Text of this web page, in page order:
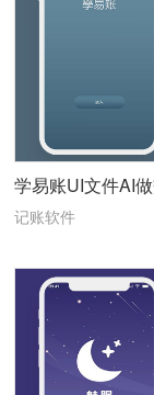
学易账UI文件AI
记账软件